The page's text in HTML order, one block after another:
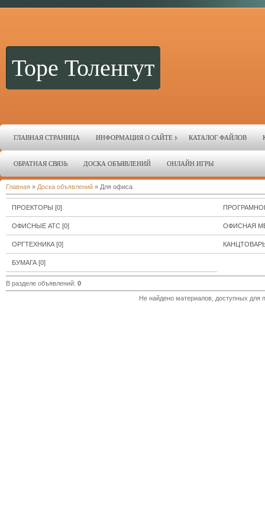
Торе Толенгут
ГЛАВНАЯ СТРАНИЦА ИНФОРМАЦИЯ О САЙТЕ КАТАЛОГ ФАЙЛОВ
ОБРАТНАЯ СВЯЗЬ ДОСКА ОБЪЯВЛЕНИЙ ОНЛАЙН ИГРЫ
Главная » Доска объявлений » Для офиса
ПРОЕКТОРЫ [0]
ОФИСНЫЕ АТС [0] ОФИСНАЯ
ОРГТЕХНИКА [0]
БУМАГА [0]
В разделе объявлений: 0
Не найдено материалов, доступных для